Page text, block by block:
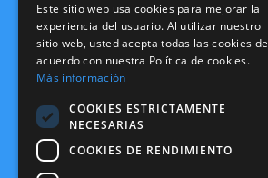
Política de privacidad
Política de seguridad
info@expertone.es
Este sitio web usa cookies para mejorar la
experiencia del usuario. Al utilizar nuestro
sitio web, usted acepta todas las cookies de
acuerdo con nuestra Política de cookies.
Más información
COOKIES ESTRICTAMENTE
NECESARIAS
COOKIES DE RENDIMIENTO